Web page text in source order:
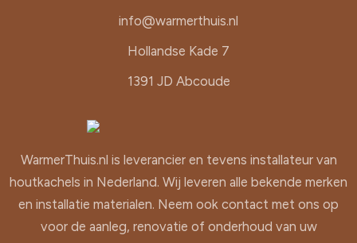
info@warmerthuis.nl
Hollandse Kade 7
1391 JD Abcoude
WarmerThuis.nl is leverancier en tevens installateur van
houtkachels in Nederland. Wij leveren alle bekende merken
en installatie materialen. Neem ook contact met ons op
voor de aanleg, renovatie of onderhoud van uw